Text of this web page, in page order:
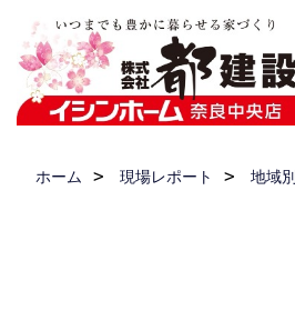
ホーム 現場レポート 地域別